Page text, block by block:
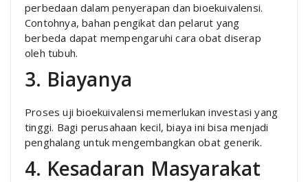
perbedaan dalam penyerapan dan bioekuivalensi.
Contohnya, bahan pengikat dan pelarut yang
berbeda dapat mempengaruhi cara obat diserap
oleh tubuh.
3. Biayanya
Proses uji bioekuivalensi memerlukan investasi yang
tinggi. Bagi perusahaan kecil, biaya ini bisa menjadi
penghalang untuk mengembangkan obat generik.
4. Kesadaran Masyarakat